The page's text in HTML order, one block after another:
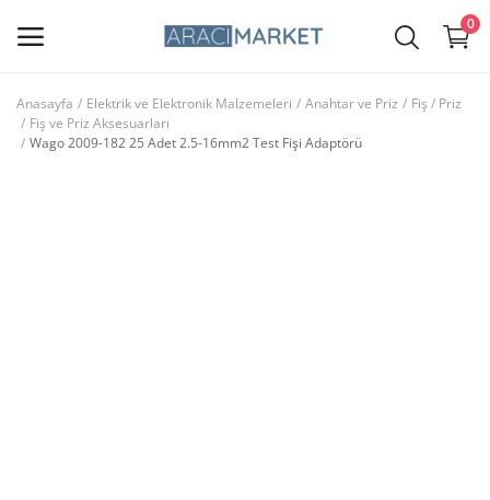
0
Ana Menü
Anasayfa Elektrik ve Elektronik Malzemeleri Anahtar ve Priz
Fiş / Priz
Fiş ve Priz Aksesuarları
Wago 2009-182 25 Adet 2.5-16mm2 Test Fişi Adaptörü